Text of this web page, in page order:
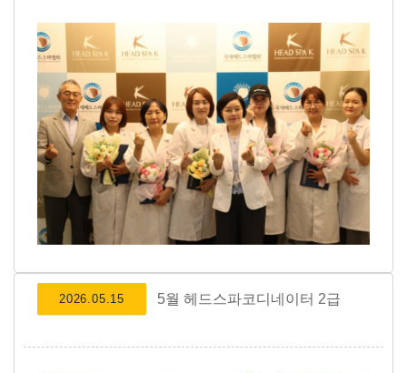
2026.05.15 5월 헤드스파코디네이터 2급